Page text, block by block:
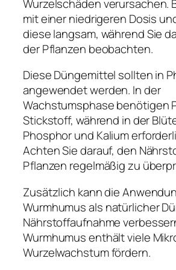
Wurzelschäden verursachen.
mit einer niedrigeren Dosis
diese langsam, während Sie
der Pflanzen beobachten.
Diese Düngemittel sollten in
angewendet werden. In der
Wachstumsphase benötigen
Stickstoff, während in der
Phosphor und Kalium
Achten Sie darauf, den
Pflanzen regelmäßig zu
Zusätzlich kann die
Wurmhumus als natürlicher
Nährstoffaufnahme
Wurmhumus enthält viele
Wurzelwachstum fördern.